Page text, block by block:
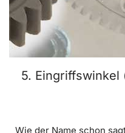
5. Eingriffswinkel
Wie der Name schon